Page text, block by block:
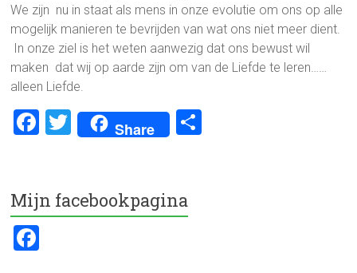
We zijn nu in staat als mens in onze evolutie om ons op alle
mogelijk manieren te bevrijden van wat ons niet meer dient.
In onze ziel is het weten aanwezig dat ons bewust wil
maken dat wij op aarde zijn om van de Liefde te leren……
alleen Liefde.
F
b
o
T
wi
er
Share
Mijn facebookpagina